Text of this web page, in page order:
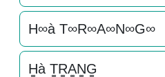
H∞à T∞R∞A∞N∞G∞
H͚à T͚R͚A͚N͚G͚